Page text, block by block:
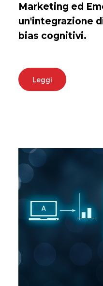
Marketing ed
un'integrazione
bias cognitivi.
Leggi